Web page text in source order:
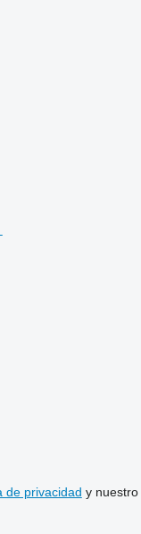
de privacidad y nuestro